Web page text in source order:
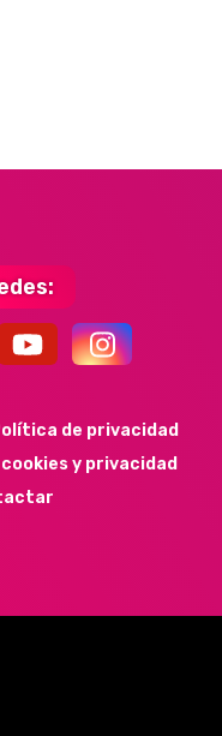
de privacidad
y privacidad